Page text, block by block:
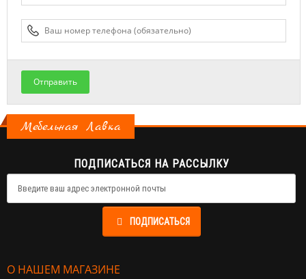
Отправить
Мебельная Лавка
ПОДПИСАТЬСЯ НА РАССЫЛКУ
ПОДПИСАТЬСЯ
О НАШЕМ МАГАЗИНЕ